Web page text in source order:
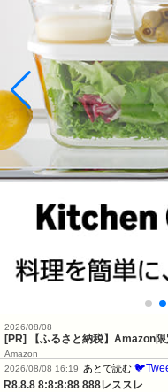
2026/08/08
[PR] 【ふるさと納税】Amazon
Amazon
2026/08/08 16:19
あとで読む
R8.8.8 8:8:8:88 888レススレ